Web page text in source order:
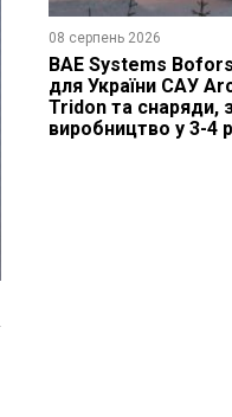
08 серпень 2026
BAE Systems
для України САУ
Tridon та снаряди,
виробництво у 3-4